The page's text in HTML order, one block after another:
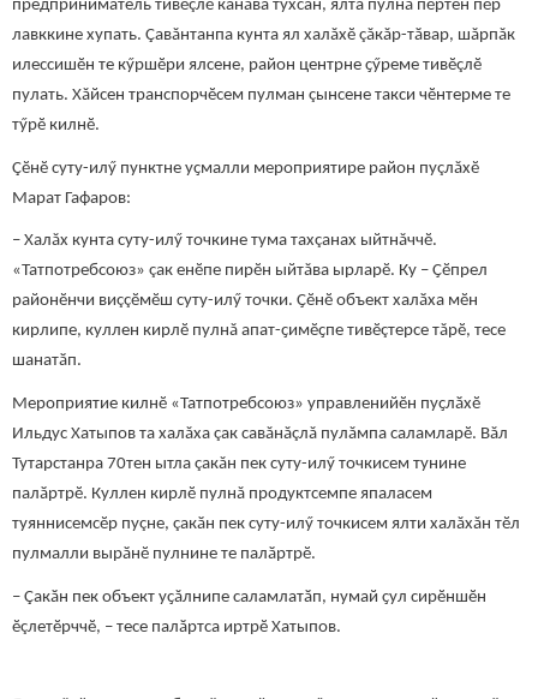
предприниматель тивӗçлӗ канăва тухсан, ялта пулнă пӗртен пӗр
лавккине хупать. Çавăнтанпа кунта ял халăхӗ çăкăр-тӑвар, шăрпăк
илессишӗн те кӳршӗри ялсене, район центрне ҫӳреме тивӗçлӗ
пулать. Хăйсен транспорчӗсем пулман çынсене такси чӗнтерме те
тӳрӗ килнӗ.
Çӗнӗ суту-илӳ пунктне уҫмалли мероприятире район пуçлăхӗ
Марат Гафаров:
– Халăх кунта суту-илӳ точкине тума тахçанах ыйтнăччӗ.
«Татпотребсоюз» çак енӗпе пирӗн ыйтăва ырларӗ. Ку – Ҫӗпрел
районӗнчи виççӗмӗш суту-илӳ точки. Ҫӗнӗ объект халӑха мӗн
кирлипе, куллен кирлӗ пулнă апат-ҫимӗҫпе тивӗçтерсе тăрӗ, тесе
шанатӑп.
Мероприятие килнӗ «Татпотребсоюз» управленийӗн пуҫлӑхӗ
Ильдус Хатыпов та халăха çак савăнăçлă пулăмпа саламларӗ. Вăл
Тутарстанра 70тен ытла çакăн пек суту-илӳ точкисем тунине
палӑртрӗ. Куллен кирлӗ пулнă продуктсемпе япаласем
туяннисемсӗр пуçне, çакӑн пек суту-илӳ точкисем ялти халăхăн тӗл
пулмалли вырӑнӗ пулнине те палӑртрӗ.
– Çакӑн пек объект уҫăлнипе саламлатӑп, нумай ҫул сирӗншӗн
ӗçлетӗрччӗ, – тесе палӑртса иртрӗ Хатыпов.